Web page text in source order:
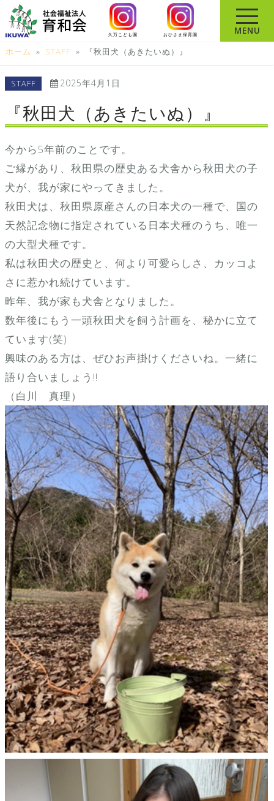
ン
テ
ン
プ
久万こども園 おひさま保育園
MENU
ホーム » STAFF » 『秋田犬（あきたいぬ）』
STAFF 2025年4月1日
『秋田犬（あきたいぬ）』
今から5年前のことです。
ご縁があり、秋田県の歴史ある犬舎から秋田犬の子
犬が、我が家にやってきました。
秋田犬は、秋田県原産さんの日本犬の一種で、国の
天然記念物に指定されている日本犬種のうち、唯一
の大型犬種です。
私は秋田犬の歴史と、何より可愛らしさ、カッコよ
さに惹かれ続けています。
昨年、我が家も犬舎となりました。
数年後にもう一頭秋田犬を飼う計画を、秘かに立て
ています(笑)
興味のある方は、ぜひお声掛けくださいね。一緒に
語り合いましょう!!
（白川 真理）